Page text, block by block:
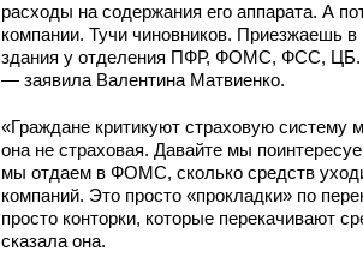
расходы на содержания его аппарата. А
компании. Тучи чиновников. Приезжаешь
здания у отделения ПФР, ФОМС, ФСС, ЦБ.
— заявила Валентина Матвиенко.
«Граждане критикуют страховую систему
она не страховая. Давайте мы
мы отдаем в ФОМС, сколько средств
компаний. Это просто «прокладки» по
просто конторки, которые перекачивают
сказала она.